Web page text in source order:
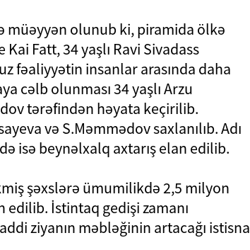
olunub ki, piramida ölkə
Fatt, 34 yaşlı Ravi Sivadass
fəaliyyətin insanlar arasında daha
cəlb olunması 34 yaşlı Arzu
tərəfindən həyata keçirilib.
və S.Məmmədov saxlanılıb. Adı
isə beynəlxalq axtarış elan edilib.
şəxslərə ümumilikdə 2,5 milyon
edilib. İstintaq gedişi zamanı
ziyanın məbləğinin artacağı istisna